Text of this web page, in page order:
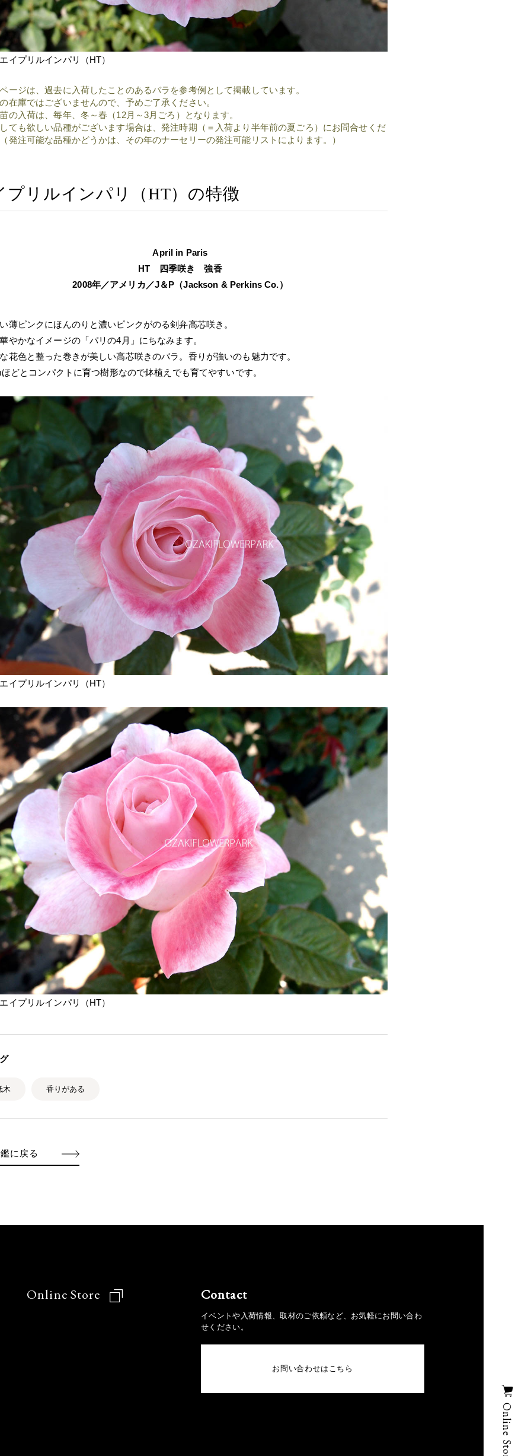
Online Store
イプリルインパリ（HT）
ージは、過去に入荷したことのあるバラを参考例として掲載しています。
在庫ではございませんので、予めご了承ください。
の入荷は、毎年、冬～春（12月～3月ごろ）となります。
ても欲しい品種がございます場合は、発注時期（＝入荷より半年前の夏ごろ）にお問合せくだ
発注可能な品種かどうかは、その年のナーセリーの発注可能リストによります。）
プリルインパリ（HT）の特徴
April in Paris
HT 四季咲き 強香
2008年／アメリカ／J＆P（Jackson & Perkins Co.）
薄ピンクにほんのりと濃いピンクがのる剣弁高芯咲き。
やかなイメージの「パリの4月」にちなみます。
花色と整った巻きが美しい高芯咲きのバラ。香りが強いのも魅力です。
どとコンパクトに育つ樹形なので鉢植えでも育てやすいです。
イプリルインパリ（HT）
イプリルインパリ（HT）
木 香りがある
に戻る
Online Store Contact
イベントや入荷情報、取材のご依頼など、お気軽にお問い合わ
せください。
お問い合わせはこちら